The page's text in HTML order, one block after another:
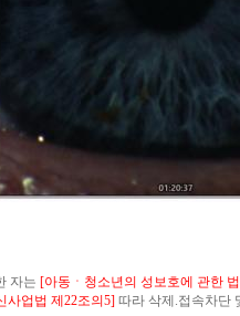
자는 [아동ㆍ청소년의 성보호에 관한
사업법 제22조의5] 따라 삭제.접속차단